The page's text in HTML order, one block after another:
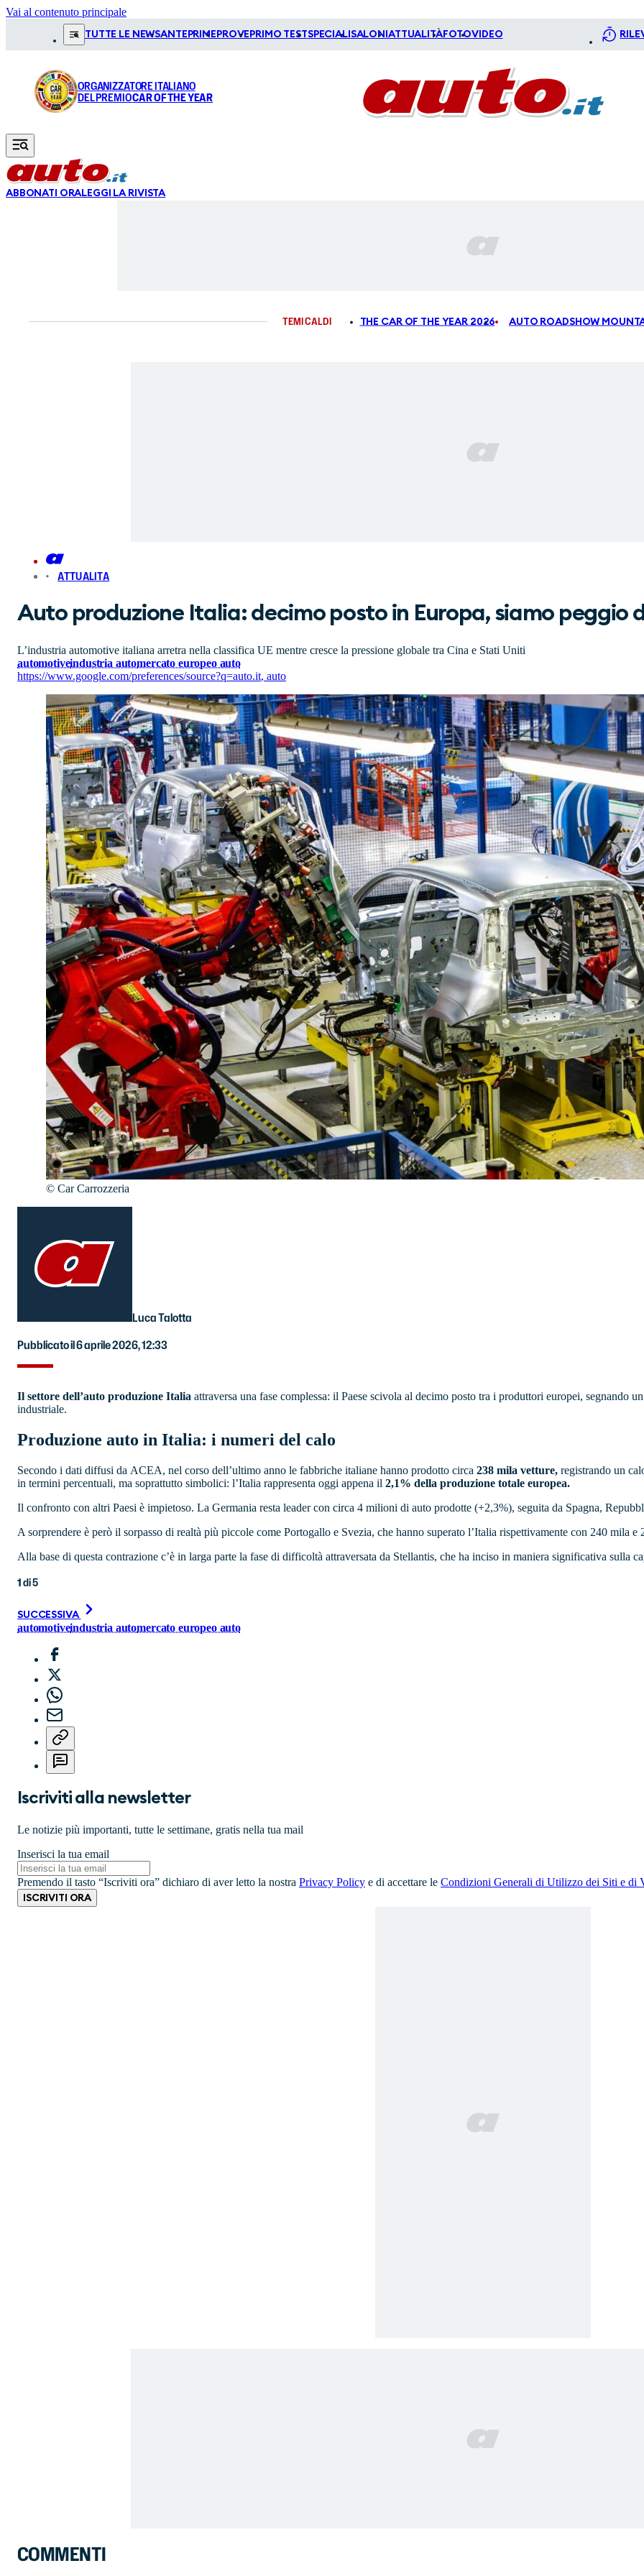
Vai al contenuto principale
TUTTE LE NEWSANTEPRIME PROVE PRIMO TESTSPECIALI SALONI ATTUALITÀFOTOVIDEO
ORGANIZZATORE ITALIANO
DEL PREMIOCAR OF THE YEAR
ABBONATI ORALEGGI LA RIVISTA
TEMI CALDI THE CAR OF THE YEAR 2026 AUTO ROADSHOW
ATTUALITA
Auto produzione Italia: decimo posto in Europa, siamo peggio
L’industria automotive italiana arretra nella classifica UE mentre cresce la pressione globale tra Cina e Stati Uniti
automotiveindustria automercato europeo auto
https://www.google.com/preferences/source?q=auto.it, auto
© Car Carrozzeria
Luca Talotta
Pubblicato il 6 aprile 2026, 12:33
Il settore dell’auto produzione Italia attraversa una fase complessa: il Paese scivola al decimo posto tra i produttori europei, segnando
industriale.
Produzione auto in Italia: i numeri del calo
Secondo i dati diffusi da ACEA, nel corso dell’ultimo anno le fabbriche italiane hanno prodotto circa 238 mila vetture, registrando un
in termini percentuali, ma soprattutto simbolici: l’Italia rappresenta oggi appena il 2,1% della produzione totale europea.
Il confronto con altri Paesi è impietoso. La Germania resta leader con circa 4 milioni di auto prodotte (+2,3%), seguita da Spagna,
A sorprendere è però il sorpasso di realtà più piccole come Portogallo e Svezia, che hanno superato l’Italia rispettivamente con 240 mila e
Alla base di questa contrazione c’è in larga parte la fase di difficoltà attraversata da Stellantis, che ha inciso in maniera significativa sulla
1di5
SUCCESSIVA
automotiveindustria automercato europeo auto
Iscriviti alla newsletter
Le notizie più importanti, tutte le settimane, gratis nella tua mail
Inserisci la tua email
Premendo il tasto “Iscriviti ora” dichiaro di aver letto la nostra Privacy Policy e di accettare le Condizioni Generali di Utilizzo dei Siti e di
ISCRIVITI ORA
COMMENTI